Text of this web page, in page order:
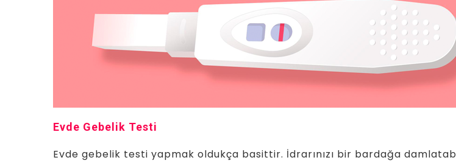
Evde Gebelik Testi
Evde gebelik testi yapmak oldukça basittir. İdrarınızı bir bardağa